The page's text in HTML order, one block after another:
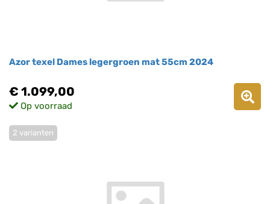
Azor texel Dames legergroen mat 55cm 2024
€ 1.099,00
Op voorraad
2 varianten